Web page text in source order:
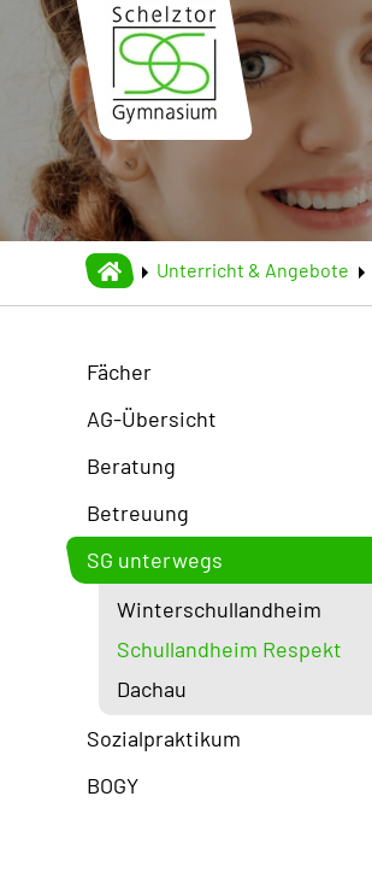
Skip to main content
Unterricht & Angebote
Fächer
AG-Übersicht
Beratung
Betreuung
SG unterwegs
Winterschullandheim
Schullandheim Respekt
Dachau
Sozialpraktikum
BOGY